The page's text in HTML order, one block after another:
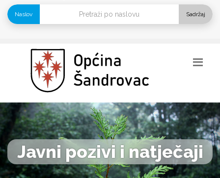
Naslov Sadržaj
Javni pozivi i natječaji